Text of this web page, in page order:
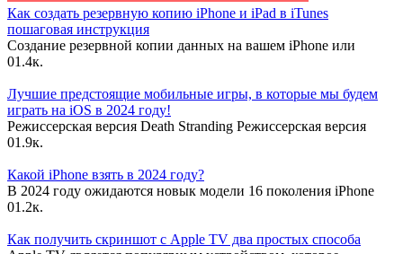
Как создать резервную копию iPhone и iPad в iTunes
пошаговая инструкция
Создание резервной копии данных на вашем iPhone или
01.4к.
Лучшие предстоящие мобильные игры, в которые мы будем
играть на iOS в 2024 году!
Режиссерская версия Death Stranding Режиссерская версия
01.9к.
Какой iPhone взять в 2024 году?
В 2024 году ожидаются новык модели 16 поколения iPhone
01.2к.
Как получить скриншот с Apple TV два простых способа